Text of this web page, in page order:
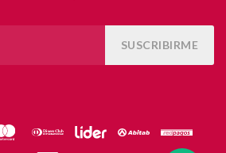
SUSCRIBIRME